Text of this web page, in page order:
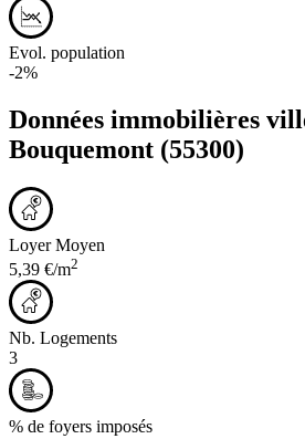
Evol. population
-2%
Données immobilières
Bouquemont (55300)
Loyer Moyen
5,39 €/m2
Nb. Logements
3
% de foyers imposés